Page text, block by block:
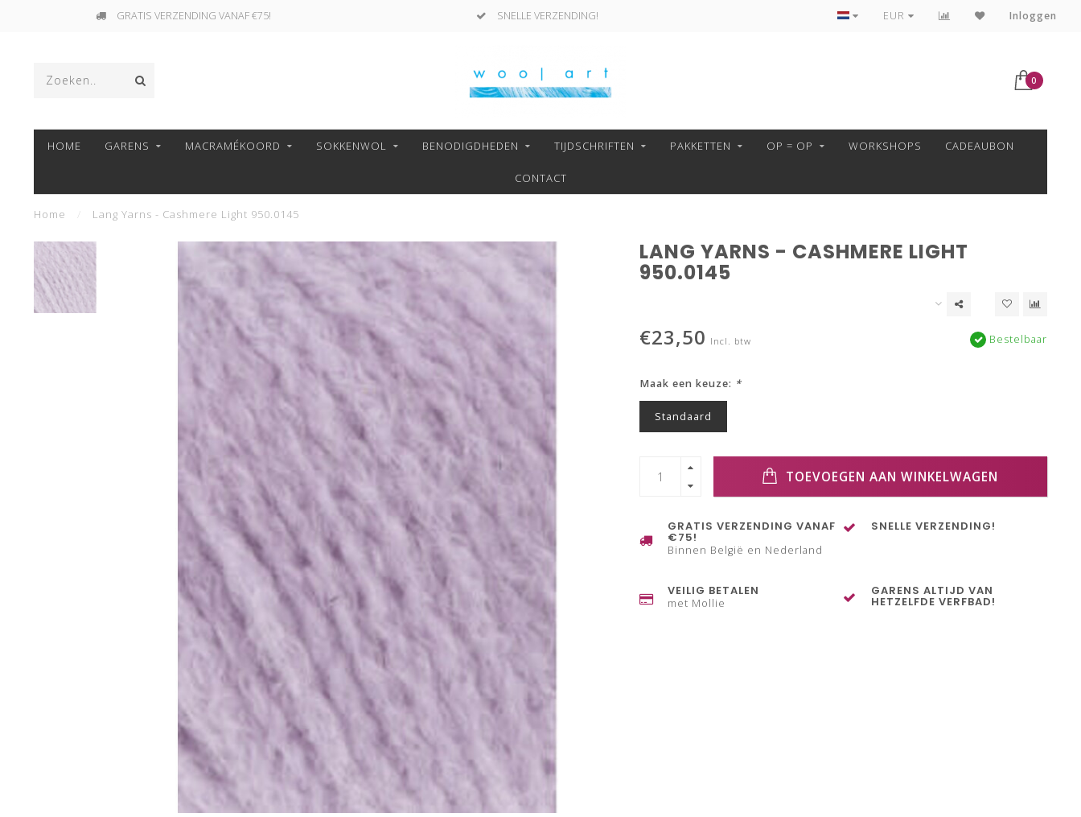
GRATIS VERZENDING VANAF €75! SNELLE VERZENDING! VEILIG BETALEN MET MOLLIE!
EUR Inloggen
0
HOME GARENS MACRAMÉKOORD SOKKENWOL BENODIGDHEDEN TIJDSCHRIFTEN PAKKETTEN OP = OP WORKSHOPS CADEAUBON
CONTACT
Home Lang Yarns - Cashmere Light 950.0145
LANG YARNS - CASHMERE LIGHT
950.0145
€23,50 Incl. btw Bestelbaar
Maak een keuze: *
Standaard
TOEVOEGEN AAN WINKELWAGEN
GRATIS VERZENDING VANAF
€75!
Binnen België en Nederland
SNELLE VERZENDING!
VEILIG BETALEN
met Mollie
GARENS ALTIJD VAN
HETZELFDE VERFBAD!